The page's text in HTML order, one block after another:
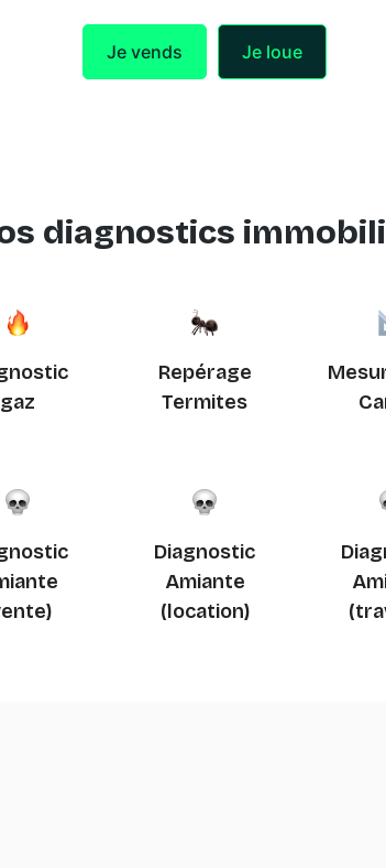
Je vends Je loue
diagnostics
gaz
Repérage
Termites
Diagnostic
Amiante
(location)